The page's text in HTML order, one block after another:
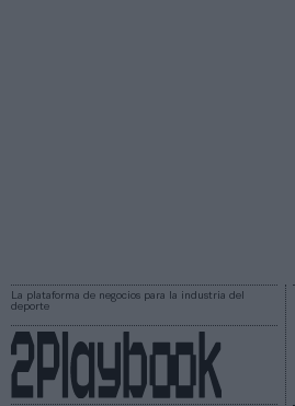
La plataforma de negocios para la industria del
deporte